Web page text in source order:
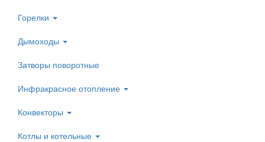
Горелки
Дымоходы
Затворы поворотные
Инфракрасное отопление
Конвекторы
Котлы и котельные